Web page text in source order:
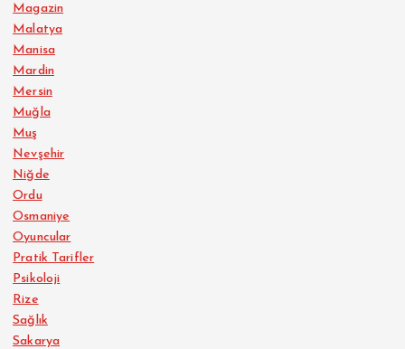
Magazin
Malatya
Manisa
Mardin
Mersin
Muğla
Muş
Nevşehir
Niğde
Ordu
Osmaniye
Oyuncular
Pratik Tarifler
Psikoloji
Rize
Sağlık
Sakarya